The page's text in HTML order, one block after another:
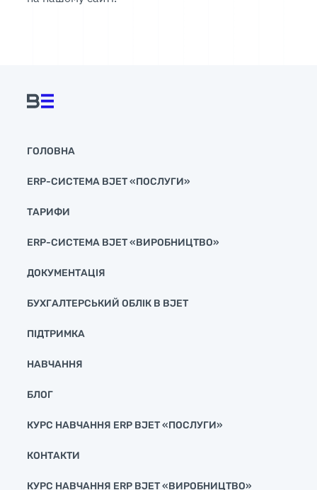
ГОЛОВНА
ERP-СИСТЕМА BJET «ПОСЛУГИ»
ТАРИФИ
ERP-СИСТЕМА BJET «ВИРОБНИЦТВО»
ДОКУМЕНТАЦІЯ
БУХГАЛТЕРСЬКИЙ ОБЛІК В BJET
ПІДТРИМКА
НАВЧАННЯ
БЛОГ
КУРС НАВЧАННЯ ERP BJET «ПОСЛУГИ»
КОНТАКТИ
КУРС НАВЧАННЯ ERP BJET «ВИРОБНИЦТВО»